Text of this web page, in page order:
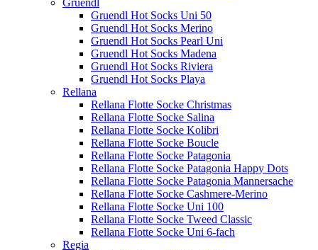
Gruendl
Gruendl Hot Socks Uni 50
Gruendl Hot Socks Merino
Gruendl Hot Socks Pearl Uni
Gruendl Hot Socks Madena
Gruendl Hot Socks Riviera
Gruendl Hot Socks Playa
Rellana
Rellana Flotte Socke Christmas
Rellana Flotte Socke Salina
Rellana Flotte Socke Kolibri
Rellana Flotte Socke Boucle
Rellana Flotte Socke Patagonia
Rellana Flotte Socke Patagonia Happy Dots
Rellana Flotte Socke Patagonia Mannersache
Rellana Flotte Socke Cashmere-Merino
Rellana Flotte Socke Uni 100
Rellana Flotte Socke Tweed Classic
Rellana Flotte Socke Uni 6-fach
Regia